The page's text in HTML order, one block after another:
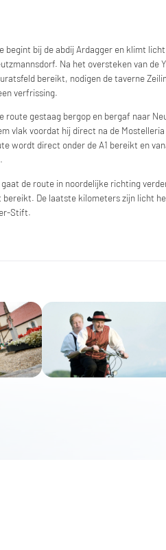
begint bij de abdij Ardagger en klimt
Na het oversteken van de
bereikt, nodigen de taverne
verfrissing.
route gestaag bergop en bergaf naar
vlak voordat hij direct na de
wordt direct onder de A1 bereikt en
de route in noordelijke richting
bereikt. De laatste kilometers zijn licht
Stift.